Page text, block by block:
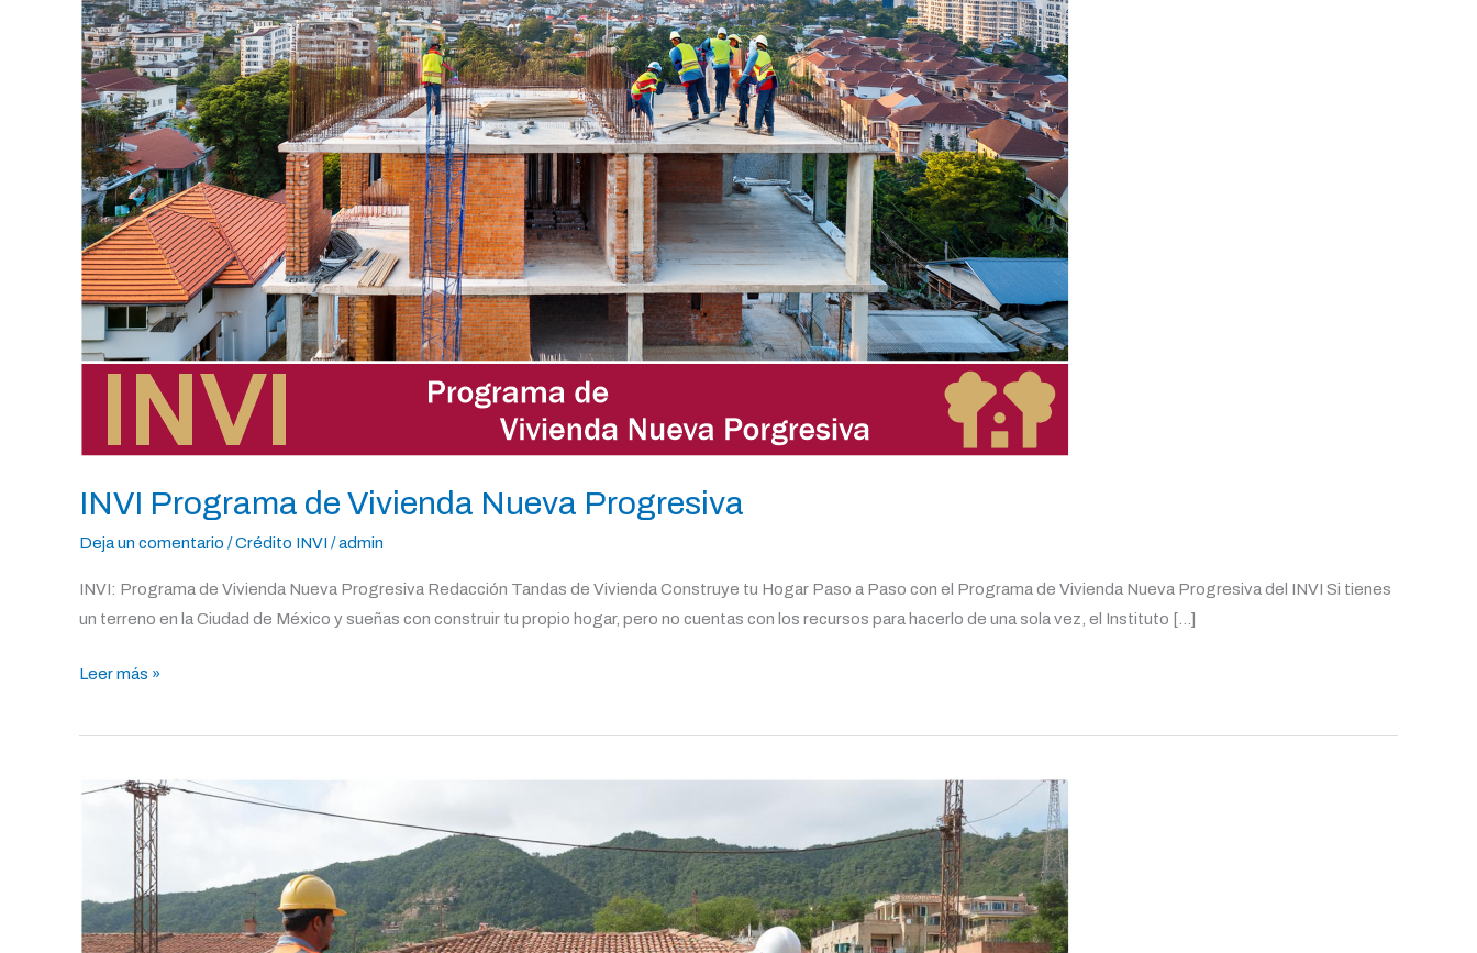
INVI Programa de Vivienda Nueva Progresiva
Deja un comentario /Crédito INVI/admin
INVI: Programa de Vivienda Nueva Progresiva Redacción Tandas de Vivienda Construye tu Hogar Paso a Paso con el Programa de Vivienda Nueva Progresiva del INVI Si tienes
un terreno en la Ciudad de México y sueñas con construir tu propio hogar, pero no cuentas con los recursos para hacerlo de una sola vez, el Instituto […]
Nueva
Progresiva
Leer más »
INVI
Programa